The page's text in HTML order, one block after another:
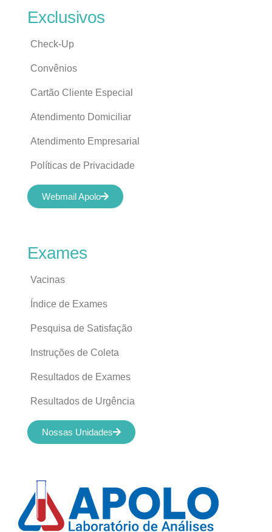
Exames
Vacinas
Índice de Exames
Pesquisa de Satisfação
Instruções de Coleta
Resultados de Exames
Resultados de Urgência
Nossas Unidades
Exclusivos
Check-Up
Convênios
Cartão Cliente Especial
Atendimento Domiciliar
Atendimento Empresarial
Políticas de Privacidade
Webmail Apolo